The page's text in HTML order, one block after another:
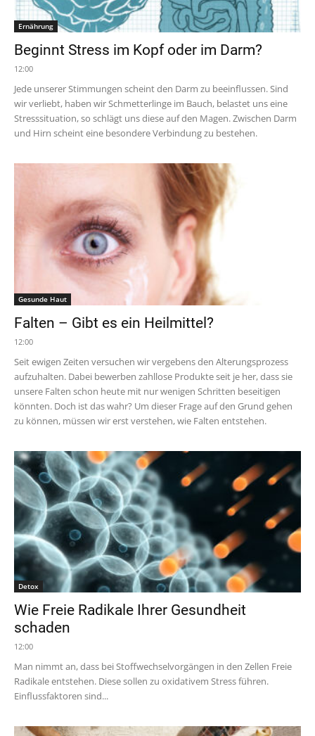
Ernährung
Beginnt Stress im Kopf oder im Darm?
12:00
Jede unserer Stimmungen scheint den Darm zu beeinflussen. Sind
wir verliebt, haben wir Schmetterlinge im Bauch, belastet uns eine
Stresssituation, so schlägt uns diese auf den Magen. Zwischen Darm
und Hirn scheint eine besondere Verbindung zu bestehen.
Gesunde Haut
Falten – Gibt es ein Heilmittel?
12:00
Seit ewigen Zeiten versuchen wir vergebens den Alterungsprozess
aufzuhalten. Dabei bewerben zahllose Produkte seit je her, dass sie
unsere Falten schon heute mit nur wenigen Schritten beseitigen
könnten. Doch ist das wahr? Um dieser Frage auf den Grund gehen
zu können, müssen wir erst verstehen, wie Falten entstehen.
Detox
Wie Freie Radikale Ihrer Gesundheit
schaden
12:00
Man nimmt an, dass bei Stoffwechselvorgängen in den Zellen Freie
Radikale entstehen. Diese sollen zu oxidativem Stress führen.
Einflussfaktoren sind...